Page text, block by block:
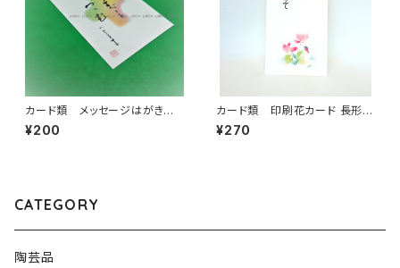
カード類 メッセージはがき
愛はすべて…
¥200
カード類 印刷花カード 長形
シクラメン
¥270
CATEGORY
陶芸品